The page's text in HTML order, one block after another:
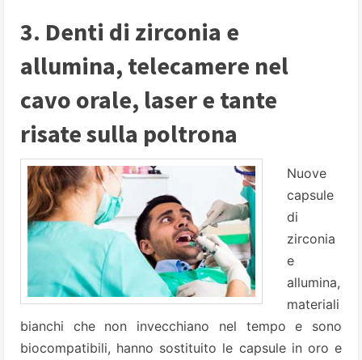
3. Denti di zirconia e
allumina, telecamere nel
cavo orale, laser e tante
risate sulla poltrona
Nuove
capsule
di
zirconia
e
allumina,
materiali
bianchi che non invecchiano nel tempo e sono
biocompatibili, hanno sostituito le capsule in oro e